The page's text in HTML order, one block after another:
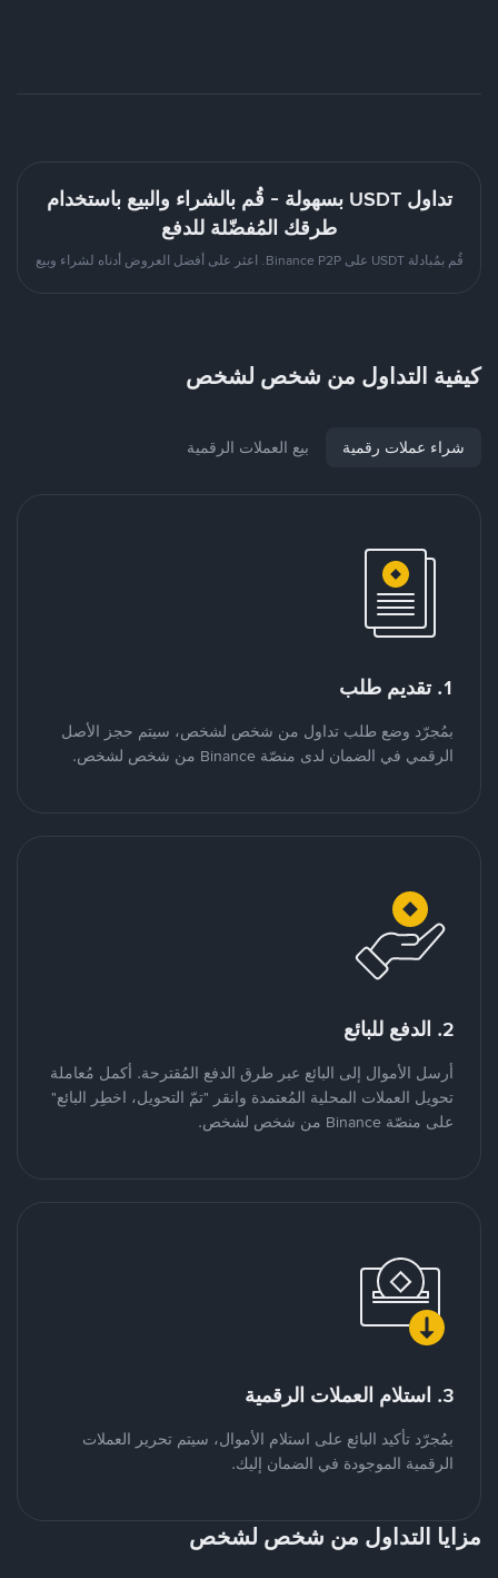
تداول USDT بسهولة - قُم بالشراء والبيع باستخدام
طرقك المُفضّلة للدفع
قُم بمُبادلة USDT على Binance P2P. اعثر على أفضل العروض أدناه لشراء وبيع
كيفية التداول من شخص لشخص
شراء عملات رقمية بيع العملات الرقمية
1. تقديم طلب
بمُجرّد وضع طلب تداول من شخص لشخص، سيتم حجز الأصل
الرقمي في الضمان لدى منصّة Binance من شخص لشخص.
2. الدفع للبائع
أرسل الأموال إلى البائع عبر طرق الدفع المُقترحة. أكمل مُعاملة
تحويل العملات المحلية المُعتمدة وانقر "تمّ التحويل، اخطِر البائع"
على منصّة Binance من شخص لشخص.
3. استلام العملات الرقمية
بمُجرّد تأكيد البائع على استلام الأموال، سيتم تحرير العملات
الرقمية الموجودة في الضمان إليك.
مزايا التداول من شخص لشخص